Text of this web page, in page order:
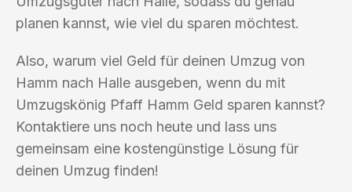
planen kannst, wie viel du sparen möchtest.
Also, warum viel Geld für deinen Umzug von
Hamm nach Halle ausgeben, wenn du mit
Umzugskönig Pfaff Hamm Geld sparen kannst?
Kontaktiere uns noch heute und lass uns
gemeinsam eine kostengünstige Lösung für
deinen Umzug finden!